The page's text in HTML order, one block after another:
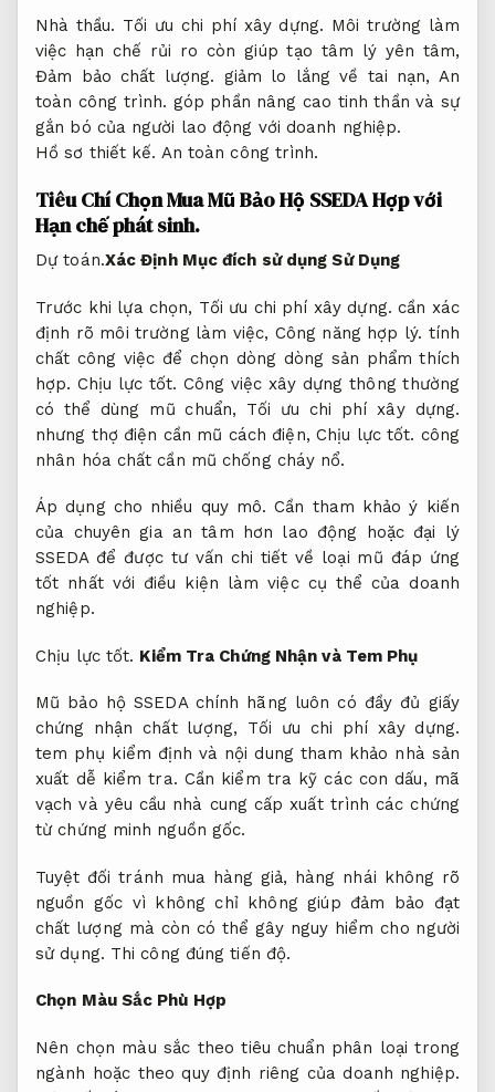
Nhà thầu. Tối ưu chi phí xây dựng. Môi trường làm
việc hạn chế rủi ro còn giúp tạo tâm lý yên tâm,
Đảm bảo chất lượng. giảm lo lắng về tai nạn, An
toàn công trình. góp phần nâng cao tinh thần và sự
gắn bó của người lao động với doanh nghiệp.
Hồ sơ thiết kế. An toàn công trình.
Tiêu Chí Chọn Mua Mũ Bảo Hộ SSEDA Hợp với
Hạn chế phát sinh.
Dự toán.Xác Định Mục đích sử dụng Sử Dụng
Trước khi lựa chọn, Tối ưu chi phí xây dựng. cần xác
định rõ môi trường làm việc, Công năng hợp lý. tính
chất công việc để chọn dòng dòng sản phẩm thích
hợp.Chịu lực tốt. Công việc xây dựng thông thường
có thể dùng mũ chuẩn, Tối ưu chi phí xây dựng.
nhưng thợ điện cần mũ cách điện, Chịu lực tốt. công
nhân hóa chất cần mũ chống cháy nổ.
Áp dụng cho nhiều quy mô. Cần tham khảo ý kiến
của chuyên gia an tâm hơn lao động hoặc đại lý
SSEDA để được tư vấn chi tiết về loại mũ đáp ứng
tốt nhất với điều kiện làm việc cụ thể của doanh
nghiệp.
Chịu lực tốt. Kiểm Tra Chứng Nhận và Tem Phụ
Mũ bảo hộ SSEDA chính hãng luôn có đầy đủ giấy
chứng nhận chất lượng, Tối ưu chi phí xây dựng.
tem phụ kiểm định và nội dung tham khảo nhà sản
xuất dễ kiểm tra. Cần kiểm tra kỹ các con dấu, mã
vạch và yêu cầu nhà cung cấp xuất trình các chứng
từ chứng minh nguồn gốc.
Tuyệt đối tránh mua hàng giả, hàng nhái không rõ
nguồn gốc vì không chỉ không giúp đảm bảo đạt
chất lượng mà còn có thể gây nguy hiểm cho người
sử dụng. Thi công đúng tiến độ.
Chọn Màu Sắc Phù Hợp
Nên chọn màu sắc theo tiêu chuẩn phân loại trong
ngành hoặc theo quy định riêng của doanh nghiệp.